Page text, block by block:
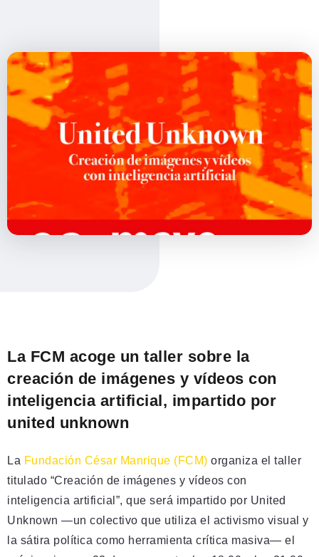
La FCM acoge un taller sobre la
creación de imágenes y vídeos con
inteligencia artificial, impartido por
united unknown
La Fundación César Manrique (FCM) organiza el taller
titulado “Creación de imágenes y vídeos con
inteligencia artificial”, que será impartido por United
Unknown —un colectivo que utiliza el activismo visual y
la sátira política como herramienta crítica masiva— el